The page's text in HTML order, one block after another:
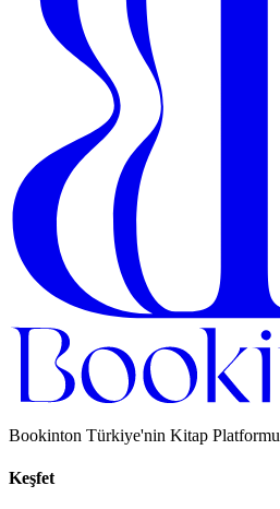
Bookinton Türkiye'nin Kitap Platformu
Keşfet